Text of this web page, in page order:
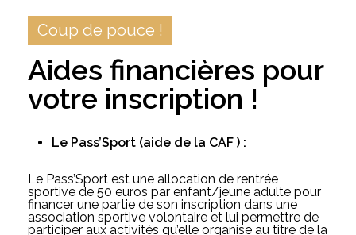
Coup de pouce !
Aides financières pour
votre inscription !
Le Pass’Sport (aide de la CAF ) :
Le Pass’Sport est une allocation de rentrée
sportive de 50 euros par enfant/jeune adulte pour
financer une partie de son inscription dans une
association sportive volontaire et lui permettre de
participer aux activités qu’elle organise au titre de la